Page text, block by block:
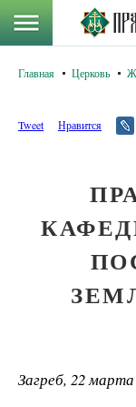
Главная Церковь
Tweet Нравится
Загреб, 22 марта